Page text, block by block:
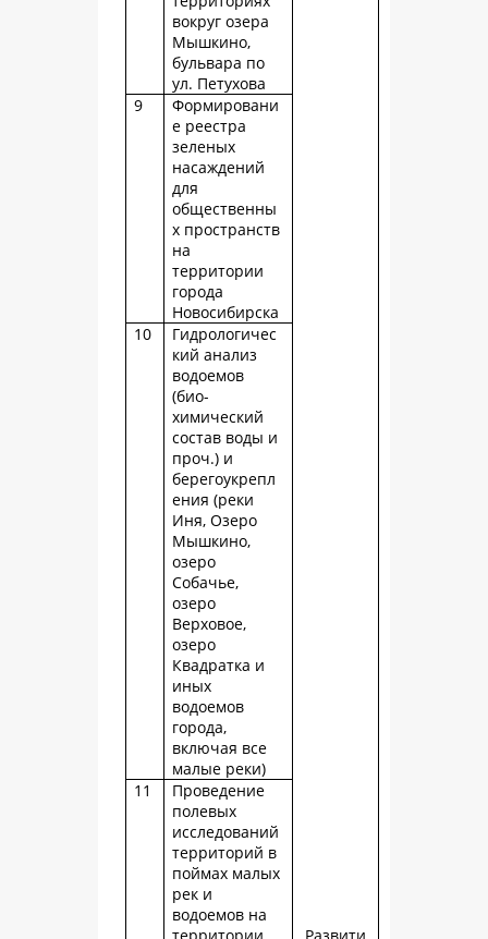
вокруг озера
Мышкино,
бульвара по
ул. Петухова
9
Формировани
е реестра
зеленых
насаждений
для
общественны
х пространств
на
территории
города
Новосибирска
10
Гидрологичес
кий анализ
водоемов
(био-
химический
состав воды и
проч.) и
берегоукрепл
ения (реки
Иня, Озеро
Мышкино,
озеро
Собачье,
озеро
Верховое,
озеро
Квадратка и
иных
водоемов
города,
включая все
малые реки)
11
Проведение
полевых
исследований
территорий в
поймах малых
рек и
водоемов на